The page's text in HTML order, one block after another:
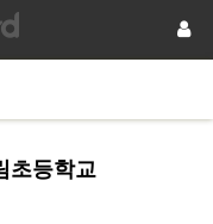
등학교